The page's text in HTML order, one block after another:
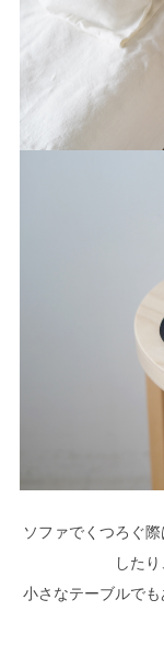
ソファでくつろぐ
した
小さなテーブルで